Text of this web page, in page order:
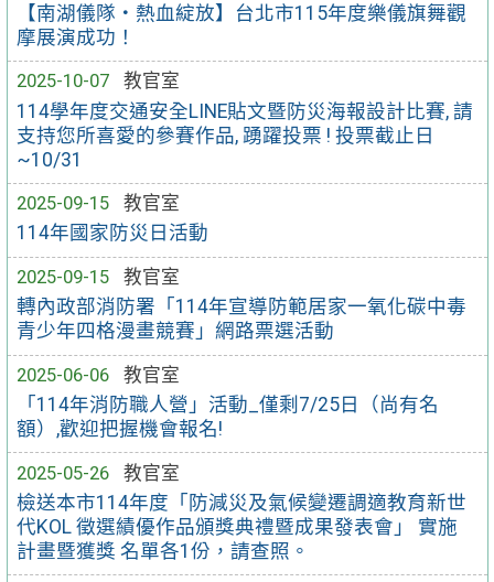
【南湖儀隊・熱血綻放】台北市115年度樂儀旗舞觀
摩展演成功！
2025-10-07
教官室
114學年度交通安全LINE貼文暨防災海報設計比賽, 請
支持您所喜愛的參賽作品, 踴躍投票 ! 投票截止日
~10/31
2025-09-15
教官室
114年國家防災日活動
2025-09-15
教官室
轉內政部消防署「114年宣導防範居家一氧化碳中毒
青少年四格漫畫競賽」網路票選活動
2025-06-06
教官室
「114年消防職人營」活動_僅剩7/25日（尚有名
額）,歡迎把握機會報名!
2025-05-26
教官室
檢送本市114年度「防減災及氣候變遷調適教育新世
代KOL 徵選績優作品頒獎典禮暨成果發表會」 實施
計畫暨獲獎 名單各1份，請查照。